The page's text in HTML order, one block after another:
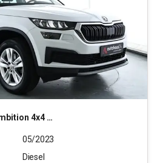
(EURO 6d)
05/2023
Diesel